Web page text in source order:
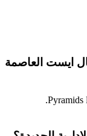
ايست العاصمة